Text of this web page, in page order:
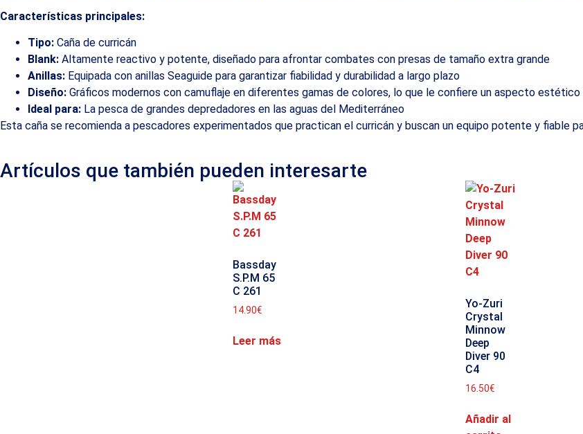
Características principales:
Tipo: Caña de curricán
Blank: Altamente reactivo y potente, diseñado para afrontar combates con presas de tamaño extra grande
Anillas: Equipada con anillas Seaguide para garantizar fiabilidad y durabilidad a largo plazo
Diseño: Gráficos modernos con camuflaje en diferentes gamas de colores, lo que le confiere un aspecto
Ideal para: La pesca de grandes depredadores en las aguas del Mediterráneo
Esta caña se recomienda a pescadores experimentados que practican el curricán y buscan un equipo potente y fiable
Artículos que también pueden interesarte
Bassday
S.P.M 65
C 261
14.90€
Leer más
Yo-Zuri
Crystal
Minnow
Deep
Diver 90
C4
16.50€
Añadir al